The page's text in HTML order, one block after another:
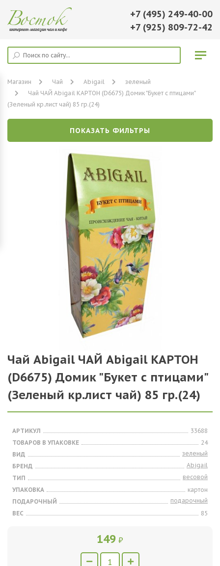
+7 (495) 249-40-00
+7 (925) 809-72-42
Магазин Чай Abigail
зеленый
Чай ЧАЙ Abigail КАРТОН (D6675) Домик "Букет с птицами"
(Зеленый кр.лист чай) 85 гр.(24)
ПОКАЗАТЬ ФИЛЬТРЫ
Чай Abigail ЧАЙ Abigail КАРТОН
(D6675) Домик "Букет с птицами"
(Зеленый кр.лист чай) 85 гр.(24)
АРТИКУЛ
33688
ТОВАРОВ В УПАКОВКЕ
24
ВИД
зеленый
БРЕНД
Abigail
ТИП
весовой
УПАКОВКА
картон
ПОДАРОЧНЫЙ
подарочный
ВЕС
85
149 ₽